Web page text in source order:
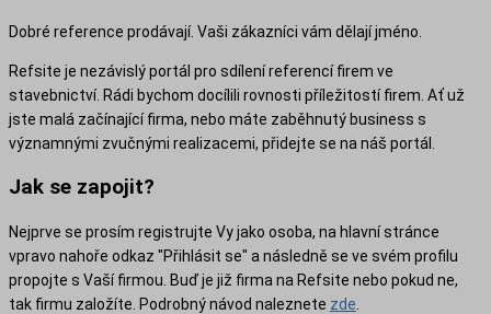
Dobré reference prodávají. Vaši zákazníci vám dělají jméno.
Refsite je nezávislý portál pro sdílení referencí firem ve
stavebnictví. Rádi bychom docílili rovnosti příležitostí firem. Ať už
jste malá začínající firma, nebo máte zaběhnutý business s
významnými zvučnými realizacemi, přidejte se na náš portál.
Jak se zapojit?
Nejprve se prosím registrujte Vy jako osoba, na hlavní stránce
vpravo nahoře odkaz "Přihlásit se" a následně se ve svém profilu
propojte s Vaší firmou. Buď je již firma na Refsite nebo pokud ne,
tak firmu založíte. Podrobný návod naleznete zde